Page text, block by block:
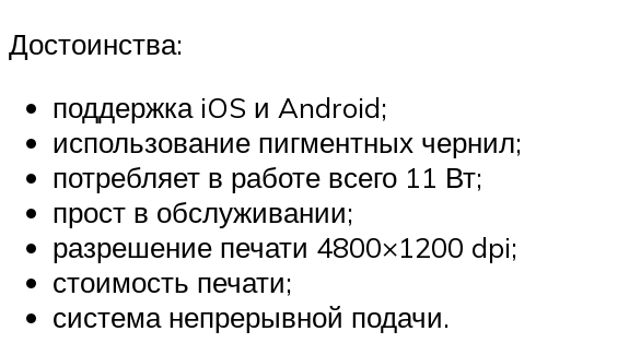
Достоинства:
поддержка iOS и Android;
использование пигментных чернил;
потребляет в работе всего 11 Вт;
прост в обслуживании;
разрешение печати 4800×1200 dpi;
стоимость печати;
система непрерывной подачи.